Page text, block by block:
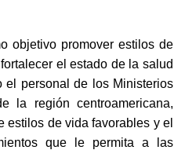
objetivo promover estilos de
el estado de la salud
personal de los Ministerios
la región centroamericana,
estilos de vida favorables y el
que le permita a las